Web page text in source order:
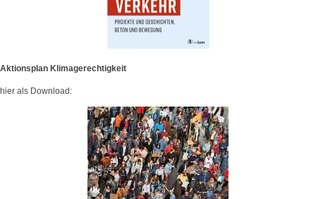
Aktionsplan Klimagerechtigkeit
hier als Download: